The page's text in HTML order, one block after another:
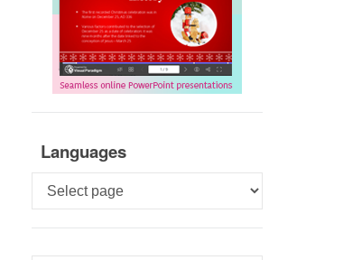
Languages
Languages